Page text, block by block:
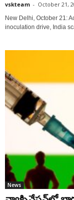
vskteam - October 21,
New Delhi, October 21:
inoculation drive, India
News